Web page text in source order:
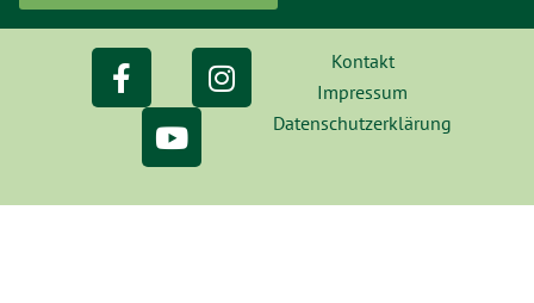
Kontakt
Impressum
Datenschutzerklärung